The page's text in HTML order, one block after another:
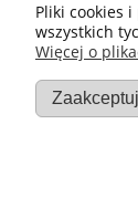
Jak
Pliki cookies
wszystkich
Więcej o